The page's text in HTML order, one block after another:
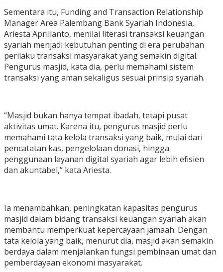
Sementara itu, Funding and Transaction Relationship
Manager Area Palembang Bank Syariah Indonesia,
Ariesta Aprilianto, menilai literasi transaksi keuangan
syariah menjadi kebutuhan penting di era perubahan
perilaku transaksi masyarakat yang semakin digital.
Pengurus masjid, kata dia, perlu memahami sistem
transaksi yang aman sekaligus sesuai prinsip syariah.
“Masjid bukan hanya tempat ibadah, tetapi pusat
aktivitas umat. Karena itu, pengurus masjid perlu
memahami tata kelola transaksi yang baik, mulai dari
pencatatan kas, pengelolaan donasi, hingga
penggunaan layanan digital syariah agar lebih efisien
dan akuntabel,” kata Ariesta.
Ia menambahkan, peningkatan kapasitas pengurus
masjid dalam bidang transaksi keuangan syariah akan
membantu memperkuat kepercayaan jamaah. Dengan
tata kelola yang baik, menurut dia, masjid akan semakin
berdaya dalam menjalankan fungsi pembinaan umat dan
pemberdayaan ekonomi masyarakat.